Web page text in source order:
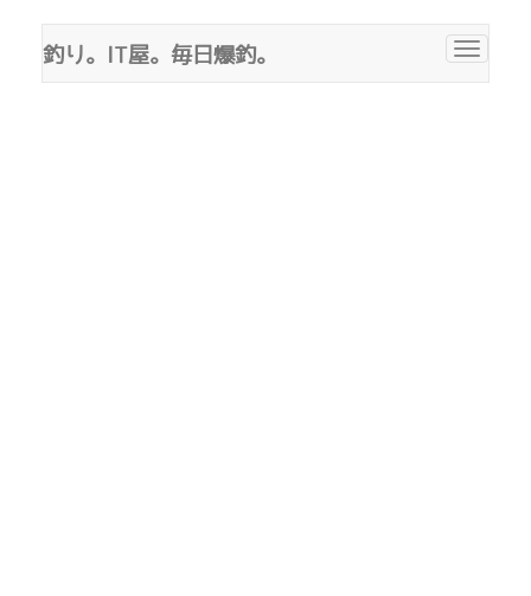
Toggle
釣り。IT屋。毎日爆釣。